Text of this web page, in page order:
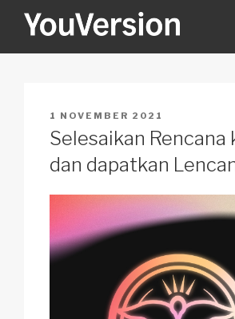
YOUVERSION
POSTED
ON
1 NOVEMBER 2021
Selesaikan Rencana
dan dapatkan